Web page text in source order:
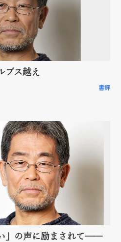
プス越え
書評
」の声に励まされて──